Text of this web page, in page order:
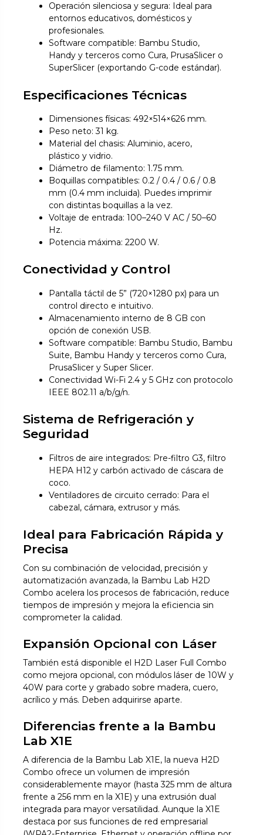
Operación silenciosa y segura: Ideal para
entornos educativos, domésticos y
profesionales.
Software compatible: Bambu Studio,
Handy y terceros como Cura, PrusaSlicer o
SuperSlicer (exportando G-code estándar).
Especificaciones Técnicas
Dimensiones físicas: 492×514×626 mm.
Peso neto: 31 kg.
Material del chasis: Aluminio, acero,
plástico y vidrio.
Diámetro de filamento: 1.75 mm.
Boquillas compatibles: 0.2 / 0.4 / 0.6 / 0.8
mm (0.4 mm incluida). Puedes imprimir
con distintas boquillas a la vez.
Voltaje de entrada: 100–240 V AC / 50–60
Hz.
Potencia máxima: 2200 W.
Conectividad y Control
Pantalla táctil de 5” (720×1280 px) para un
control directo e intuitivo.
Almacenamiento interno de 8 GB con
opción de conexión USB.
Software compatible: Bambu Studio, Bambu
Suite, Bambu Handy y terceros como Cura,
PrusaSlicer y Super Slicer.
Conectividad Wi-Fi 2.4 y 5 GHz con protocolo
IEEE 802.11 a/b/g/n.
Sistema de Refrigeración y
Seguridad
Filtros de aire integrados: Pre-filtro G3, filtro
HEPA H12 y carbón activado de cáscara de
coco.
Ventiladores de circuito cerrado: Para el
cabezal, cámara, extrusor y más.
Ideal para Fabricación Rápida y
Precisa
Con su combinación de velocidad, precisión y
automatización avanzada, la Bambu Lab H2D
Combo acelera los procesos de fabricación, reduce
tiempos de impresión y mejora la eficiencia sin
comprometer la calidad.
Expansión Opcional con Láser
También está disponible el H2D Laser Full Combo
como mejora opcional, con módulos láser de 10W y
40W para corte y grabado sobre madera, cuero,
acrílico y más. Deben adquirirse aparte.
Diferencias frente a la Bambu
Lab X1E
A diferencia de la Bambu Lab X1E, la nueva H2D
Combo ofrece un volumen de impresión
considerablemente mayor (hasta 325 mm de altura
frente a 256 mm en la X1E) y una extrusión dual
integrada para mayor versatilidad. Aunque la X1E
destaca por sus funciones de red empresarial